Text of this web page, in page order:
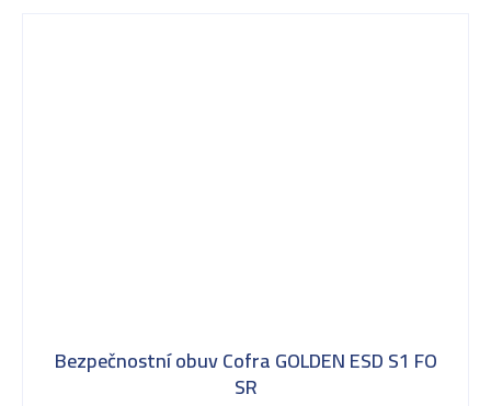
Bezpečnostní obuv Cofra GOLDEN ESD S1 FO
SR